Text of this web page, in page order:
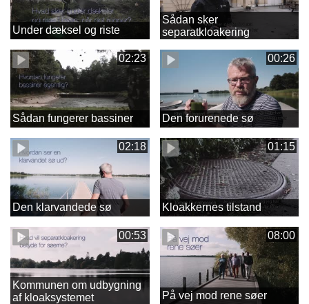
Under dæksel og riste
Sådan sker
separatkloakering
02:23
Sådan fungerer bassiner
00:26
Den forurenede sø
02:18
Den klarvandede sø
01:15
Kloakkernes tilstand
00:53
Kommunen om udbygning
af kloaksystemet
08:00
På vej mod rene søer